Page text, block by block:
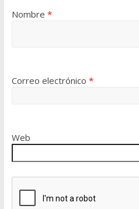
Nombre *
Correo electrónico *
Web